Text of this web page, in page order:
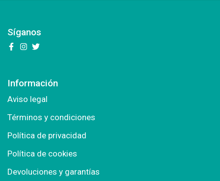
Síganos
Información
Aviso legal
Términos y condiciones
Política de privacidad
Política de cookies
Devoluciones y garantías